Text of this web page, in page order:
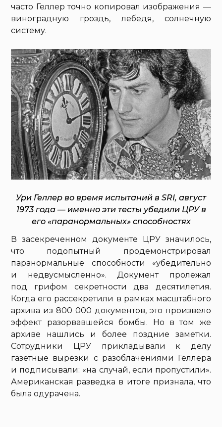
часто Геллер точно копировал изображения —
виноградную гроздь, лебедя, солнечную
систему.
Ури Геллер во время испытаний в SRI, август
1973 года — именно эти тесты убедили ЦРУ в
его «паранормальных» способностях
В засекреченном документе ЦРУ значилось,
что подопытный продемонстрировал
паранормальные способности «убедительно
и недвусмысленно». Документ пролежал
под грифом секретности два десятилетия.
Когда его рассекретили в рамках масштабного
архива из 800 000 документов, это произвело
эффект разорвавшейся бомбы. Но в том же
архиве нашлись и более поздние заметки.
Сотрудники ЦРУ прикладывали к делу
газетные вырезки с разоблачениями Геллера
и подписывали: «на случай, если пропустили».
Американская разведка в итоге признала, что
была одурачена.